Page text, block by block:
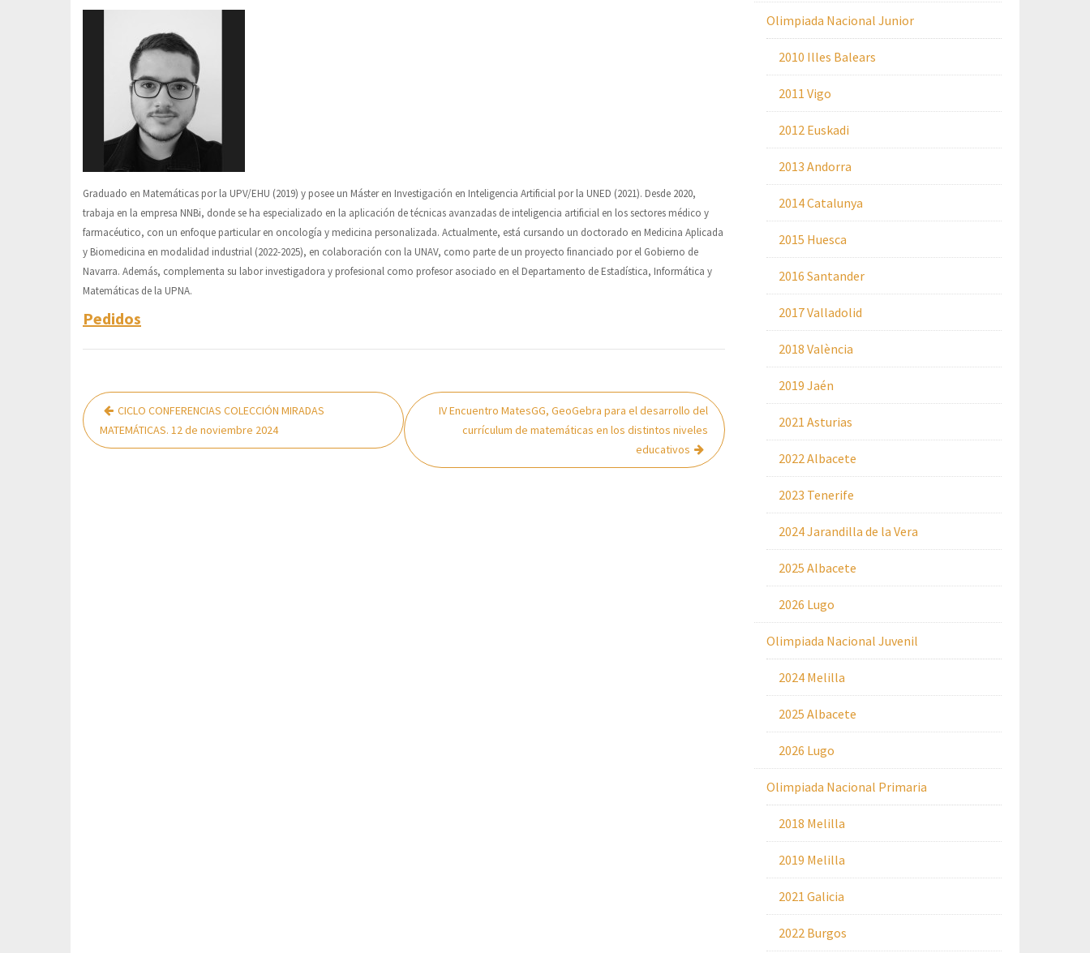
Graduado en Matemáticas por la UPV/EHU (2019) y posee un Máster en Investigación en Inteligencia Artificial por la UNED (2021). Desde 2020,
trabaja en la empresa NNBi, donde se ha especializado en la aplicación de técnicas avanzadas de inteligencia artificial en los sectores médico y
farmacéutico, con un enfoque particular en oncología y medicina personalizada. Actualmente, está cursando un doctorado en Medicina Aplicada
y Biomedicina en modalidad industrial (2022-2025), en colaboración con la UNAV, como parte de un proyecto financiado por el Gobierno de
Navarra. Además, complementa su labor investigadora y profesional como profesor asociado en el Departamento de Estadística, Informática y
Matemáticas de la UPNA.
Pedidos
Navegación
de
entradas
CICLO CONFERENCIAS COLECCIÓN MIRADAS
MATEMÁTICAS. 12 de noviembre 2024
IV Encuentro MatesGG, GeoGebra para el desarrollo del
currículum de matemáticas en los distintos niveles
educativos
Olimpiada Nacional Junior
2010 Illes Balears
2011 Vigo
2012 Euskadi
2013 Andorra
2014 Catalunya
2015 Huesca
2016 Santander
2017 Valladolid
2018 València
2019 Jaén
2021 Asturias
2022 Albacete
2023 Tenerife
2024 Jarandilla de la Vera
2025 Albacete
2026 Lugo
Olimpiada Nacional Juvenil
2024 Melilla
2025 Albacete
2026 Lugo
Olimpiada Nacional Primaria
2018 Melilla
2019 Melilla
2021 Galicia
2022 Burgos